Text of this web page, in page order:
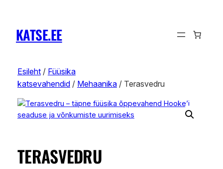
KATSE.EE
Esileht/ Füüsika
katsevahendid/ Mehaanika/ Terasvedru
TERASVEDRU